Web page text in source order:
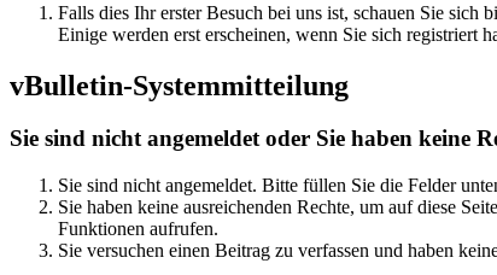
Falls dies Ihr erster Besuch bei uns ist, schauen Sie sich
Einige werden erst erscheinen, wenn Sie sich registriert
vBulletin-Systemmitteilung
Sie sind nicht angemeldet oder Sie haben keine
Sie sind nicht angemeldet. Bitte füllen Sie die Felder
Sie haben keine ausreichenden Rechte, um auf diese
Funktionen aufrufen.
Sie versuchen einen Beitrag zu verfassen und haben